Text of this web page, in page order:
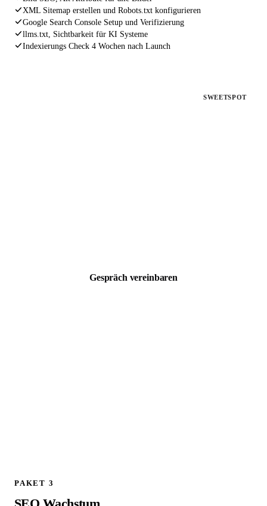
XML Sitemap erstellen und Robots.txt konfigurieren
Google Search Console Setup und Verifizierung
llms.txt, Sichtbarkeit für KI Systeme
Indexierungs Check 4 Wochen nach Launch
SWEETSPOT
Gespräch vereinbaren
PAKET 3